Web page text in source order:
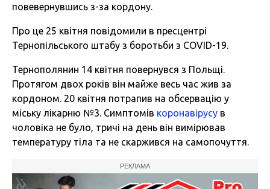
повевернувшись з-за кордону.
Про це 25 квітня повідомили в пресцентрі
Тернопільського штабу з боротьби з COVID-19.
Тернополянин 14 квітня повернувся з Польщі.
Протягом двох років він майже весь час жив за
кордоном. 20 квітня потрапив на обсервацію у
міську лікарню №3. Симптомів коронавірусу в
чоловіка не було, тричі на день він вимірював
температуру тіла та не скаржився на самопочуття.
РЕКЛАМА